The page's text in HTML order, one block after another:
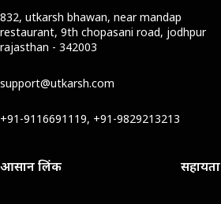
832, utkarsh bhawan, near mandap
restaurant, 9th chopasani road, jodhpur
rajasthan - 342003
support@utkarsh.com
+91-9116691119, +91-9829213213
आसान लिंक सहायता